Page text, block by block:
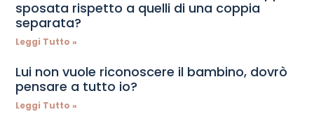
sposata rispetto a quelli di una coppia
separata?
Leggi Tutto »
Lui non vuole riconoscere il bambino, dovrò
pensare a tutto io?
Leggi Tutto »